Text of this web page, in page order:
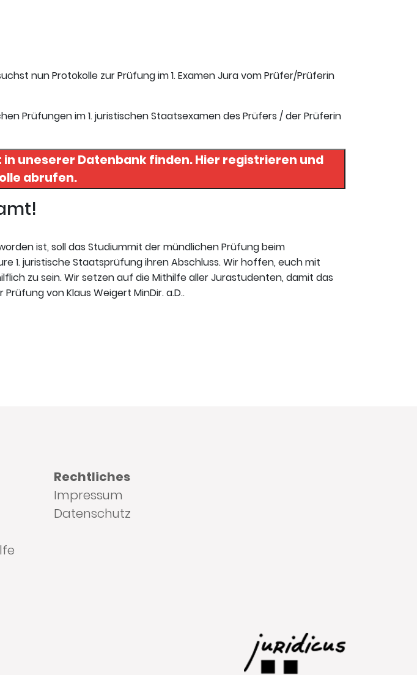
nun Protokolle zur Prüfung im 1. Examen Jura vom Prüfer/Prüferin
Prüfungen im 1. juristischen Staatsexamen des Prüfers / der Prüferin
in uneserer Datenbank finden. Hier registrieren und
abrufen.
ist, soll das Studiummit der mündlichen Prüfung beim
1. juristische Staatsprüfung ihren Abschluss. Wir hoffen, euch mit
zu sein. Wir setzen auf die Mithilfe aller Jurastudenten, damit das
von Klaus Weigert MinDir. a.D..
Rechtliches
Impressum
Datenschutz